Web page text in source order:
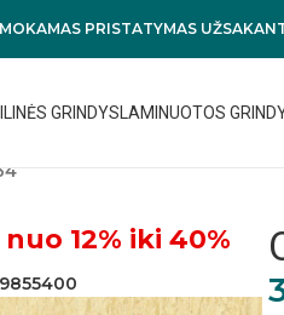
PRISTATYMAS
GRINDYS LAMINUOTOS
12% iki 40%